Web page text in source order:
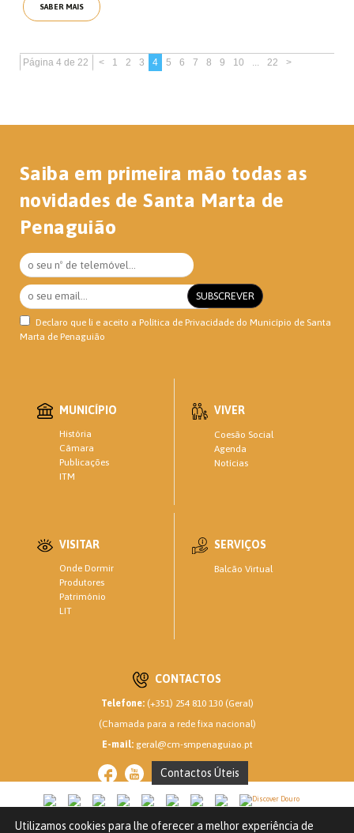
SABER MAIS
Página 4 de 22 < 1 2 3 4 5 6 7 8 9 10 ... 22 >
Saiba em primeira mão todas as
novidades de Santa Marta de
Penaguião
Declaro que li e aceito a Política de Privacidade do Município de Santa
Marta de Penaguião
MUNICÍPIO
História
Câmara
Publicações
ITM
VIVER
Coesão Social
Agenda
Notícias
VISITAR
Onde Dormir
Produtores
Património
LIT
SERVIÇOS
Balcão Virtual
CONTACTOS
Telefone:(+351) 254 810 130 (Geral)
(Chamada para a rede fixa nacional)
E-mail:geral@cm-smpenaguiao.pt
Contactos Úteis
CM SANTA MARTA DE PENAGUIÃO © 2020
Utilizamos cookies para lhe oferecer a melhor experiência de